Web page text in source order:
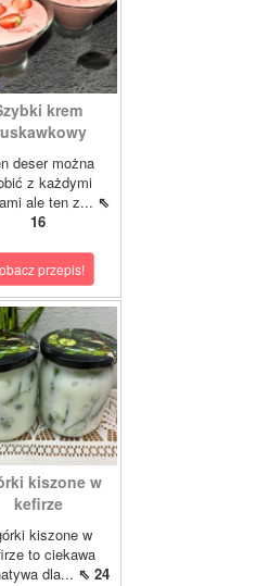
krem
deser można
z każdymi
ale ten z... ⇖
16
przepis!
kiszone w
kefirze
kiszone w
to ciekawa
dla... ⇖ 24